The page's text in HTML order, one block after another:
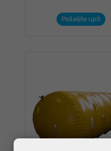
Pošaljite upit